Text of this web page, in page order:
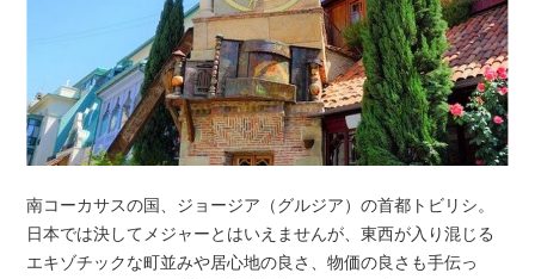
南コーカサスの国、ジョージア（グルジア）の首都トビリシ。
日本では決してメジャーとはいえませんが、東西が入り混じる
エキゾチックな町並みや居心地の良さ、物価の良さも手伝っ